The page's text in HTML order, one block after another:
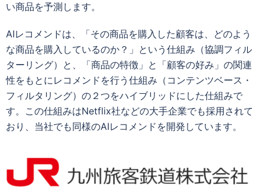
い商品を予測します。
AIレコメンドは、「その商品を購入した顧客は、どのよう
な商品を購入しているのか？」という仕組み（協調フィル
ターリング）と、「商品の特徴」と「顧客の好み」の関連
性をもとにレコメンドを行う仕組み（コンテンツベース・
フィルタリング）の２つをハイブリッドにした仕組みで
す。この仕組みはNetflix社などの大手企業でも採用されて
おり、当社でも同様のAIレコメンドを開発しています。